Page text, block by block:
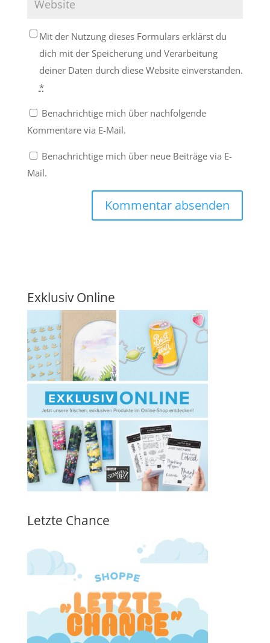
Mit der Nutzung dieses Formulars erklärst du
dich mit der Speicherung und Verarbeitung
deiner Daten durch diese Website einverstanden.
*
Benachrichtige mich über nachfolgende
Kommentare via E-Mail.
Benachrichtige mich über neue Beiträge via E-
Mail.
Exklusiv Online
Letzte Chance